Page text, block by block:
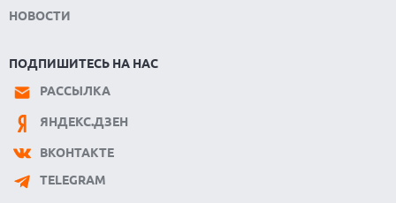
НОВОСТИ
ПОДПИШИТЕСЬ НА НАС
РАССЫЛКА
ЯНДЕКС.ДЗЕН
ВКОНТАКТЕ
TELEGRAM